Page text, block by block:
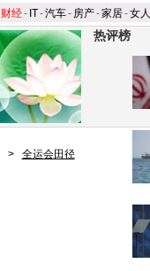
财经- IT-汽车- 房产-家居-女人
热评榜
>
全运会田径